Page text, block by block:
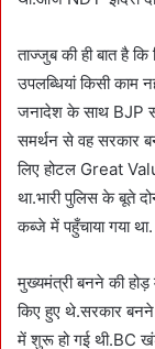
ताज्जुब की ही बात है
उपलब्धियां किसी काम
जनादेश के साथ BJP
समर्थन से वह सरकार
लिए होटल Great
था.भारी पुलिस के बूते
कब्जे में पहुँचाया गया था.
मुख्यमंत्री बनने की
किए हुए थे.सरकार
में शुरू हो गई थी.BC